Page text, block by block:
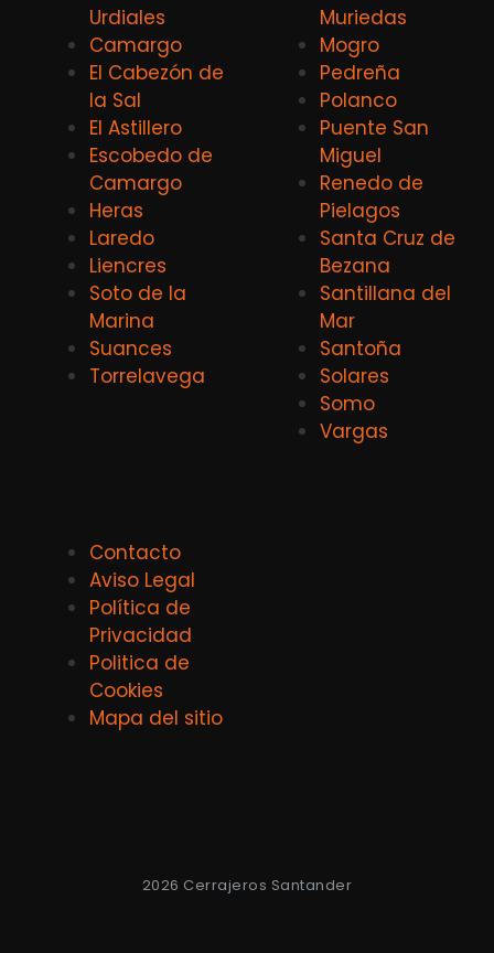
Urdiales
Camargo
El Cabezón de
la Sal
El Astillero
Escobedo de
Camargo
Heras
Laredo
Liencres
Soto de la
Marina
Suances
Torrelavega
Muriedas
Mogro
Pedreña
Polanco
Puente San
Miguel
Renedo de
Pielagos
Santa Cruz de
Bezana
Santillana del
Mar
Santoña
Solares
Somo
Vargas
Contacto
Aviso Legal
Política de
Privacidad
Politica de
Cookies
Mapa del sitio
2026 Cerrajeros Santander